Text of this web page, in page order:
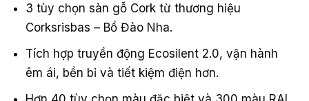
3 tùy chọn sàn gỗ Cork từ thương hiệu
Corksrisbas – Bồ Đào Nha.
Tích hợp truyền động Ecosilent 2.0, vận hành
êm ái, bền bỉ và tiết kiệm điện hơn.